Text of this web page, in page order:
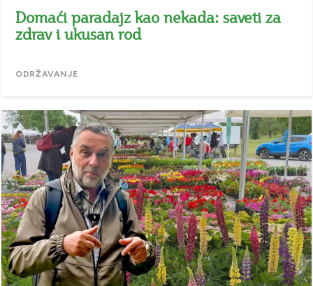
Domaći paradajz kao nekada: saveti za
zdrav i ukusan rod
ODRŽAVANJE